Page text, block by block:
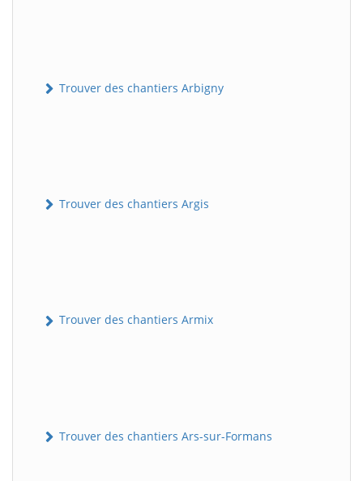
Trouver des chantiers Arbigny
Trouver des chantiers Argis
Trouver des chantiers Armix
Trouver des chantiers Ars-sur-Formans